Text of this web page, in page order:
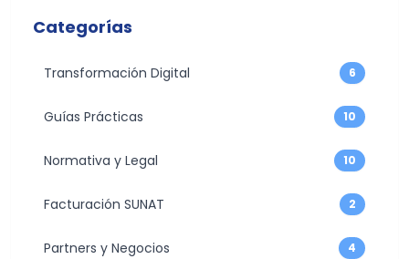
Categorías
Transformación Digital 6
Guías Prácticas 10
Normativa y Legal 10
Facturación SUNAT 2
Partners y Negocios 4